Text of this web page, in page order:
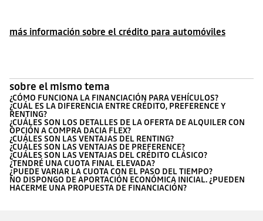
más información sobre el crédito para automóviles
sobre el mismo tema
¿CÓMO FUNCIONA LA FINANCIACIÓN PARA VEHÍCULOS?
¿CUÁL ES LA DIFERENCIA ENTRE CRÉDITO, PREFERENCE Y
RENTING?
¿CUÁLES SON LOS DETALLES DE LA OFERTA DE ALQUILER CON
OPCIÓN A COMPRA DACIA FLEX?
¿CUÁLES SON LAS VENTAJAS DEL RENTING?
¿CUÁLES SON LAS VENTAJAS DE PREFERENCE?
¿CUÁLES SON LAS VENTAJAS DEL CRÉDITO CLÁSICO?
¿TENDRÉ UNA CUOTA FINAL ELEVADA?
¿PUEDE VARIAR LA CUOTA CON EL PASO DEL TIEMPO?
NO DISPONGO DE APORTACIÓN ECONÓMICA INICIAL. ¿PUEDEN
HACERME UNA PROPUESTA DE FINANCIACIÓN?